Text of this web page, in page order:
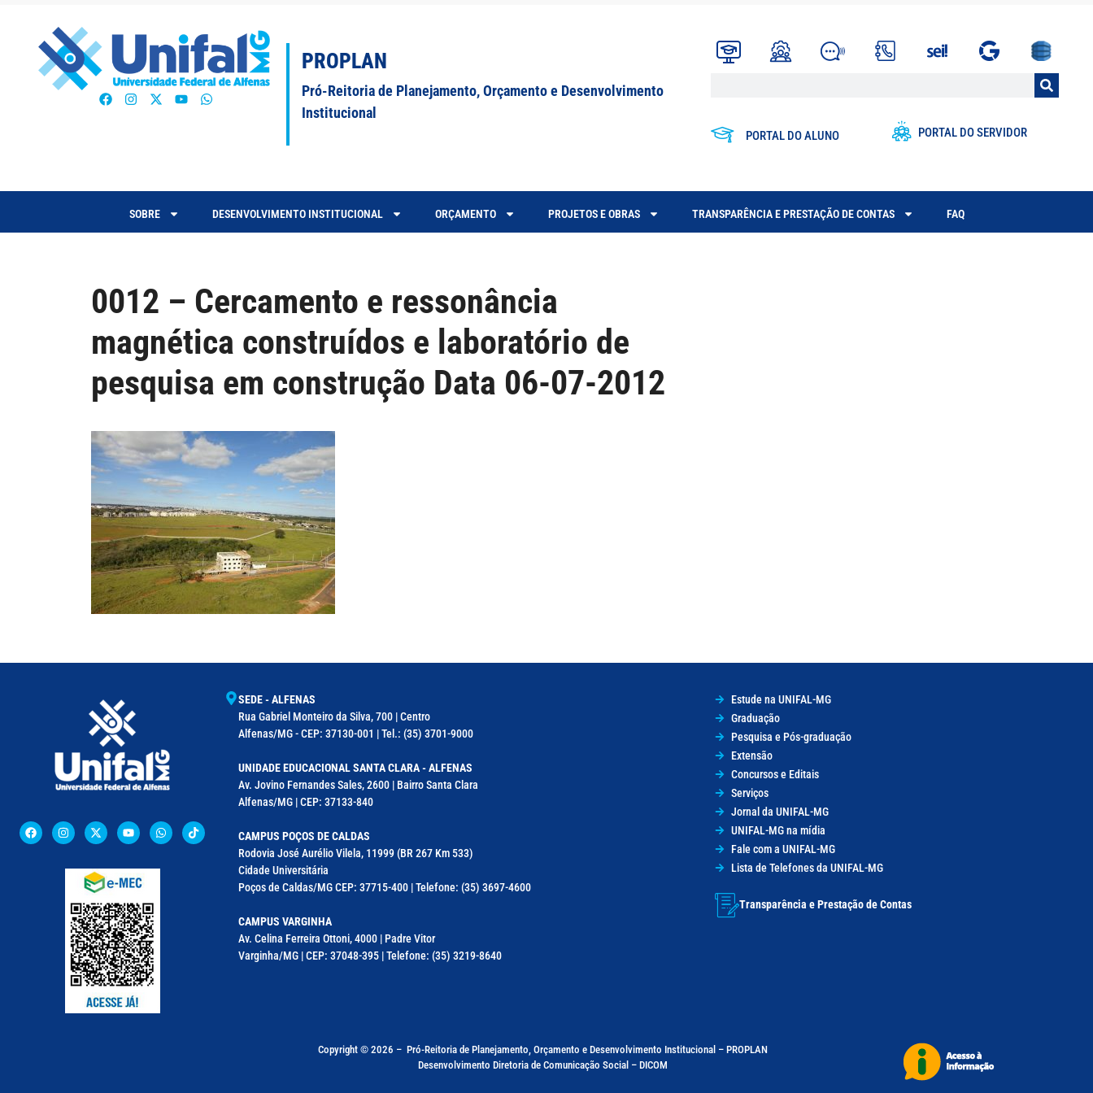
PROPLAN
Pró-Reitoria de Planejamento, Orçamento e Desenvolvimento
Institucional
PORTAL DO ALUNO PORTAL DO SERVIDOR
SOBRE DESENVOLVIMENTO INSTITUCIONAL ORÇAMENTO PROJETOS E OBRAS TRANSPARÊNCIA E PRESTAÇÃO DE CONTAS FAQ
0012 – Cercamento e ressonância
magnética construídos e laboratório de
pesquisa em construção Data 06-07-2012
SEDE - ALFENAS
Rua Gabriel Monteiro da Silva, 700 | Centro
Alfenas/MG - CEP: 37130-001 | Tel.: (35) 3701-9000
UNIDADE EDUCACIONAL SANTA CLARA - ALFENAS
Av. Jovino Fernandes Sales, 2600 | Bairro Santa Clara
Alfenas/MG | CEP: 37133-840
CAMPUS POÇOS DE CALDAS
Rodovia José Aurélio Vilela, 11999 (BR 267 Km 533)
Cidade Universitária
Poços de Caldas/MG CEP: 37715-400 | Telefone: (35) 3697-4600
CAMPUS VARGINHA
Av. Celina Ferreira Ottoni, 4000 | Padre Vitor
Varginha/MG | CEP: 37048-395 | Telefone: (35) 3219-8640
Estude na UNIFAL-MG
Graduação
Pesquisa e Pós-graduação
Extensão
Concursos e Editais
Serviços
Jornal da UNIFAL-MG
UNIFAL-MG na mídia
Fale com a UNIFAL-MG
Lista de Telefones da UNIFAL-MG
Transparência e Prestação de Contas
Copyright © 2026 –Pró-Reitoria de Planejamento, Orçamento e Desenvolvimento Institucional – PROPLAN
Desenvolvimento Diretoria de Comunicação Social – DICOM